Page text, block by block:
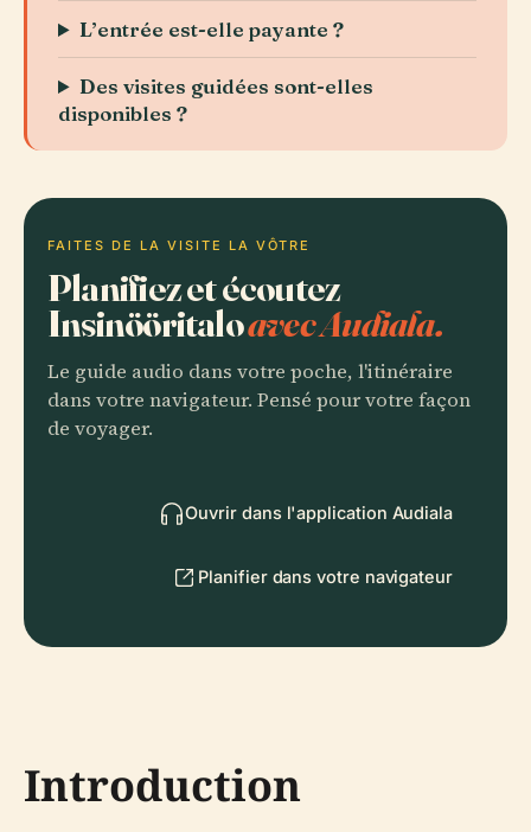
L’entrée est-elle payante ?
Des visites guidées sont-elles
disponibles ?
FAITES DE LA VISITE LA VÔTRE
Planifiez et écoutez
Insinööritaloavec Audiala.
Le guide audio dans votre poche, l'itinéraire
dans votre navigateur. Pensé pour votre façon
de voyager.
Ouvrir dans l'application Audiala
Planifier dans votre navigateur
Introduction